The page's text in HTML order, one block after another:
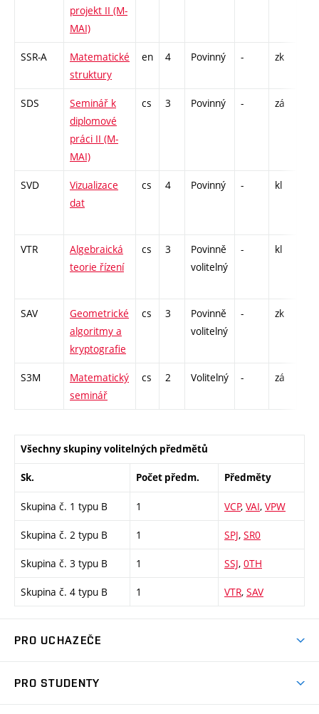
projekt II (M-
MAI)
SSR-A
Matematické
struktury
en 4 Povinný - zk
SDS
Seminář k
diplomové
práci II (M-
MAI)
cs 3 Povinný - zá
SVD
Vizualizace
dat
cs 4 Povinný - kl
VTR
Algebraická
teorie řízení
cs 3
Povinně
volitelný
- kl
SAV
Geometrické
algoritmy a
kryptografie
cs 3
Povinně
volitelný
- zk
S3M
Matematický
seminář
cs 2 Volitelný - zá
Všechny skupiny volitelných předmětů
Sk. Počet předm. Předměty
Skupina č. 1 typu B 1 VCP, VAI, VPW
Skupina č. 2 typu B 1 SPJ, SR0
Skupina č. 3 typu B 1 SSJ, 0TH
Skupina č. 4 typu B 1 VTR, SAV
PRO UCHAZEČE
PRO STUDENTY